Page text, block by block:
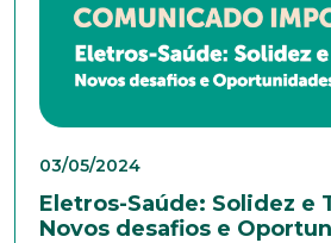
03/05/2024
Eletros-Saúde: Solidez e
Novos desafios e
Endereço
Bairro